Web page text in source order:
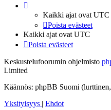
Kaikki ajat ovat UTC
Poista evästeet
Kaikki ajat ovat UTC
Poista evästeet
Keskustelufoorumin ohjelmisto
Limited
Käännös: phpBB Suomi
Yksityisyys | Ehdot